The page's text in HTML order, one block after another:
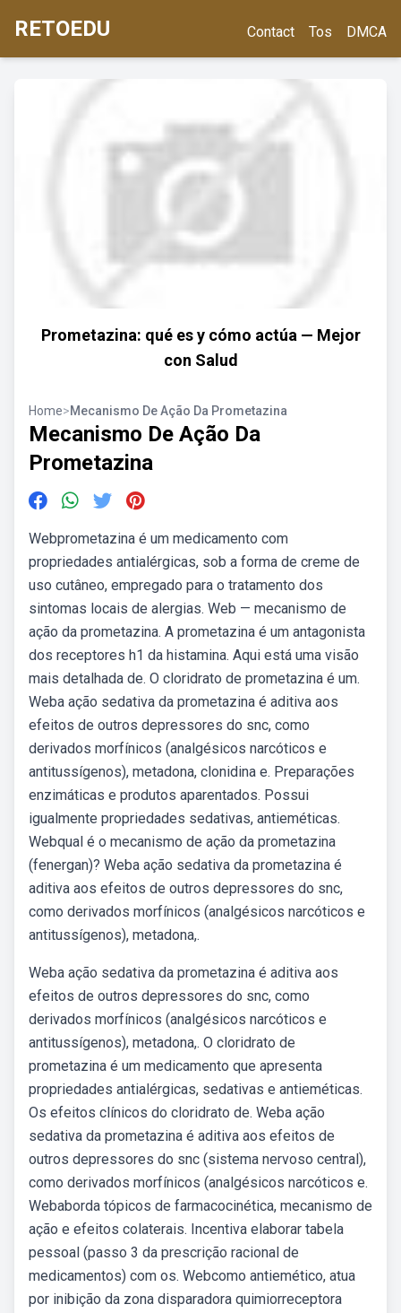
RETOEDU Contact Tos DMCA
Prometazina: qué es y cómo actúa — Mejor
con Salud
Home>Mecanismo De Ação Da Prometazina
Mecanismo De Ação Da
Prometazina
Webprometazina é um medicamento com
propriedades antialérgicas, sob a forma de creme de
uso cutâneo, empregado para o tratamento dos
sintomas locais de alergias. Web — mecanismo de
ação da prometazina. A prometazina é um antagonista
dos receptores h1 da histamina. Aqui está uma visão
mais detalhada de. O cloridrato de prometazina é um.
Weba ação sedativa da prometazina é aditiva aos
efeitos de outros depressores do snc, como
derivados morfínicos (analgésicos narcóticos e
antitussígenos), metadona, clonidina e. Preparações
enzimáticas e produtos aparentados. Possui
igualmente propriedades sedativas, antieméticas.
Webqual é o mecanismo de ação da prometazina
(fenergan)? Weba ação sedativa da prometazina é
aditiva aos efeitos de outros depressores do snc,
como derivados morfínicos (analgésicos narcóticos e
antitussígenos), metadona,.
Weba ação sedativa da prometazina é aditiva aos
efeitos de outros depressores do snc, como
derivados morfínicos (analgésicos narcóticos e
antitussígenos), metadona,. O cloridrato de
prometazina é um medicamento que apresenta
propriedades antialérgicas, sedativas e antieméticas.
Os efeitos clínicos do cloridrato de. Weba ação
sedativa da prometazina é aditiva aos efeitos de
outros depressores do snc (sistema nervoso central),
como derivados morfínicos (analgésicos narcóticos e.
Webaborda tópicos de farmacocinética, mecanismo de
ação e efeitos colaterais. Incentiva elaborar tabela
pessoal (passo 3 da prescrição racional de
medicamentos) com os. Webcomo antiemético, atua
por inibição da zona disparadora quimiorreceptora